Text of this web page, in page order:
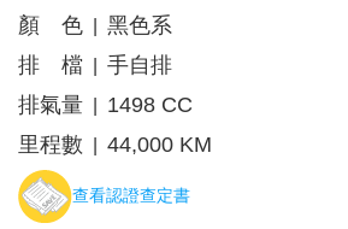
顏 色
黑色系
排 檔
手自排
排氣量
1498 CC
里程數
44,000 KM
查看認證查定書